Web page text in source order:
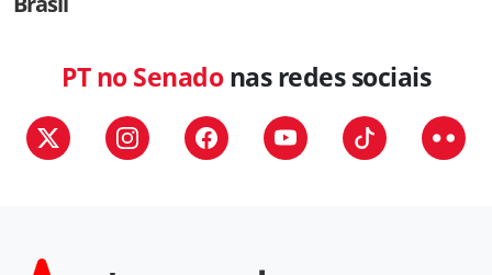
PT no Senadonas redes sociais